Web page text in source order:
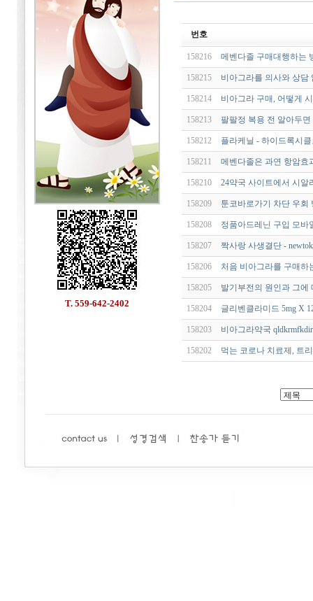
T. 559-642-2402
번호
158216 메벤다졸 구매대행하는
158215 비아그라를 의사와 상
158214 비아그라 구매, 어떻게
158213 팔팔정 복용 전 알아두
158212 플라케닐 - 하이드록시
158211 메벤다졸은 과연 항암효
158210 24약국 사이트에서 시알
158209 툰코바로가기 차단 우
158208 정품아드레닌 구입 모바
158207 짝사랑 사생결단 -
158206 처음 비아그라를 구매하
158205 발기부전의 원인과 그에
158204 글리벤클라미드 5mg X
158203 비아그라약국
158202 먹는 코로나 치료제, 트